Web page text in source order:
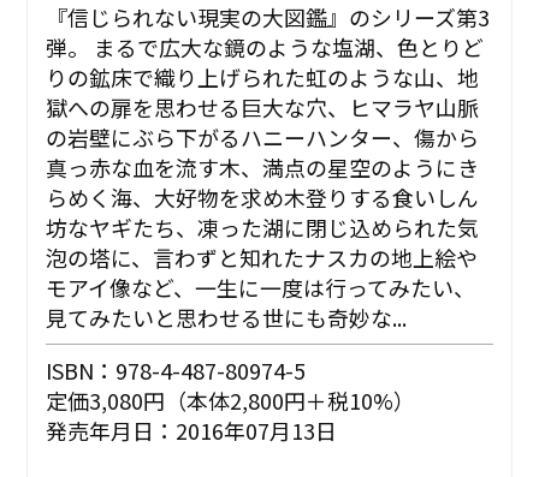
『信じられない現実の大図鑑』のシリーズ第3
弾。 まるで広大な鏡のような塩湖、色とりど
りの鉱床で織り上げられた虹のような山、地
獄への扉を思わせる巨大な穴、ヒマラヤ山脈
の岩壁にぶら下がるハニーハンター、傷から
真っ赤な血を流す木、満点の星空のようにき
らめく海、大好物を求め木登りする食いしん
坊なヤギたち、凍った湖に閉じ込められた気
泡の塔に、言わずと知れたナスカの地上絵や
モアイ像など、一生に一度は行ってみたい、
見てみたいと思わせる世にも奇妙な...
ISBN：978-4-487-80974-5
定価3,080円（本体2,800円＋税10%）
発売年月日：2016年07月13日